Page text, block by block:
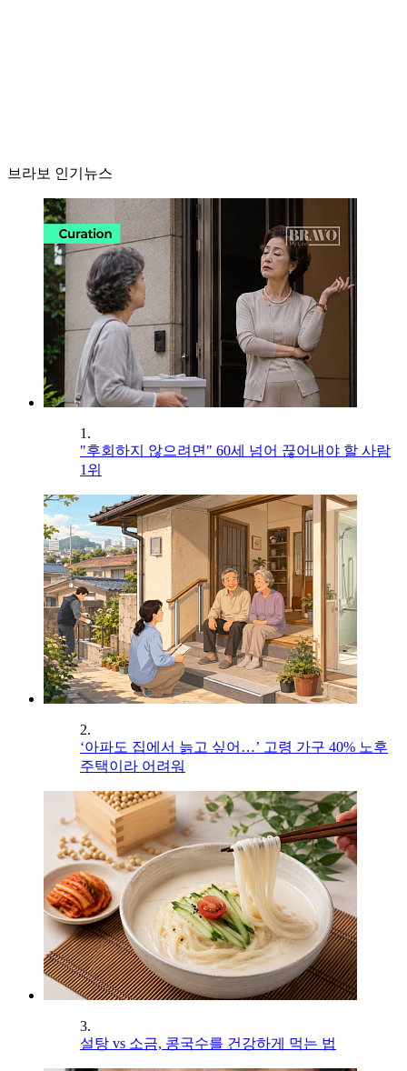
브라보 인기뉴스
1.
"후회하지 않으려면" 60세 넘어 끊어내야 할 사람
1위
2.
‘아파도 집에서 늙고 싶어…’ 고령 가구 40% 노후
주택이라 어려워
3.
설탕 vs 소금, 콩국수를 건강하게 먹는 법